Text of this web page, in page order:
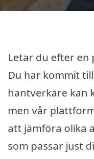
Letar du efter en
Du har kommit
hantverkare kan
men vår
att jämföra olika
som passar just